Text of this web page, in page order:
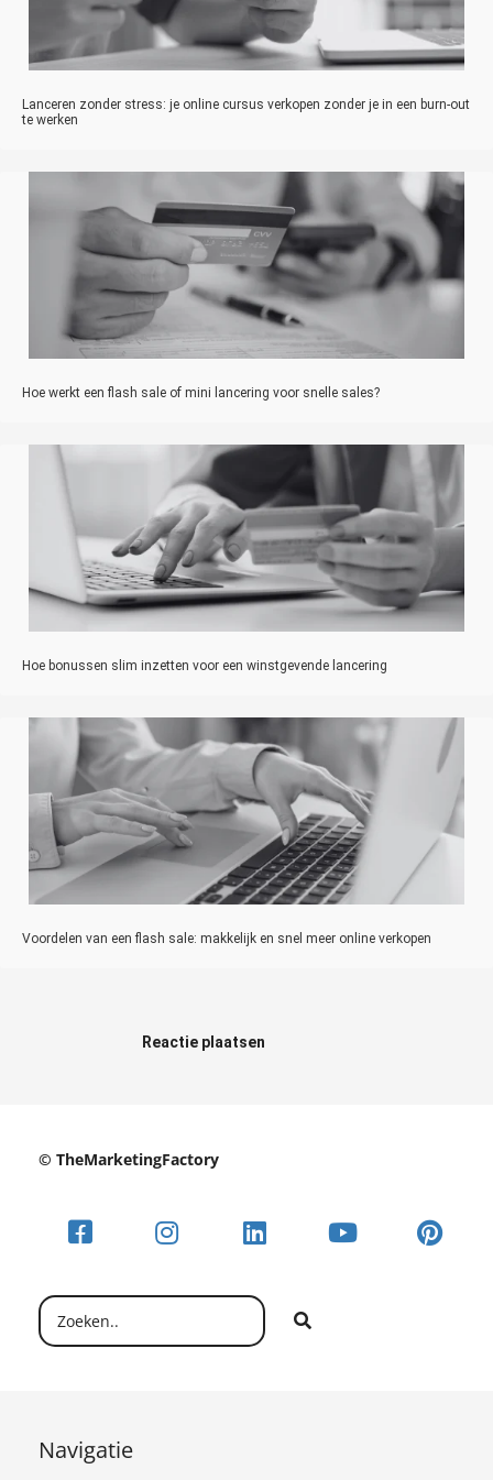
Lanceren zonder stress: je online cursus verkopen zonder je in een burn-out
te werken
Hoe werkt een flash sale of mini lancering voor snelle sales?
Hoe bonussen slim inzetten voor een winstgevende lancering
Voordelen van een flash sale: makkelijk en snel meer online verkopen
Reactie plaatsen
© TheMarketingFactory
Navigatie